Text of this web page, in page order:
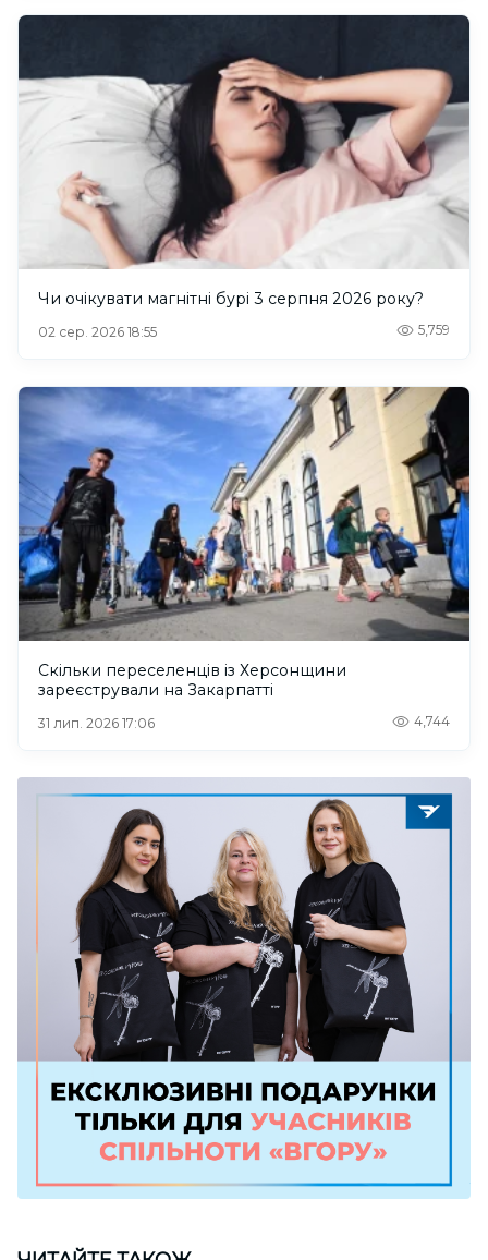
Чи очікувати магнітні бурі 3 серпня 2026 року?
02 сер. 2026 18:55 5,759
Скільки переселенців із Херсонщини
зареєстрували на Закарпатті
31 лип. 2026 17:06 4,744